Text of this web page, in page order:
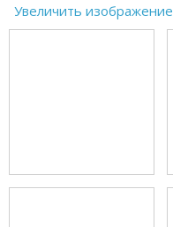
Увеличить изображение